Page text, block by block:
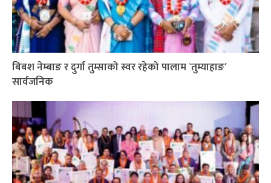
बिबश नेम्बाङ र दुर्गा तुम्साको स्वर रहेको पालाम `तुम्याहाङ´
सार्वजनिक